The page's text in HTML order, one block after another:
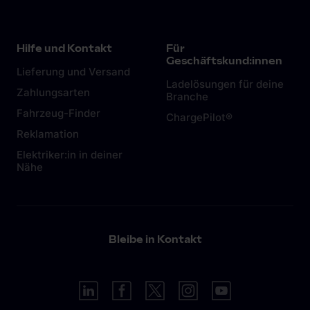
Hilfe und Kontakt
Lieferung und Versand
Zahlungsarten
Fahrzeug-Finder
Reklamation
Elektriker:in in deiner
Nähe
Für
Geschäftskund:innen
Ladelösungen für deine
Branche
ChargePilot®
Bleibe in Kontakt